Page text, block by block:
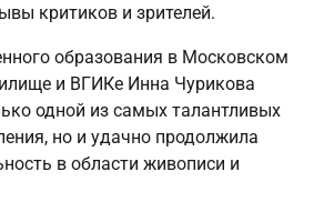
критиков и зрителей.
образования в Московском
и ВГИКе Инна Чурикова
одной из самых талантливых
но и удачно продолжила
в области живописи и